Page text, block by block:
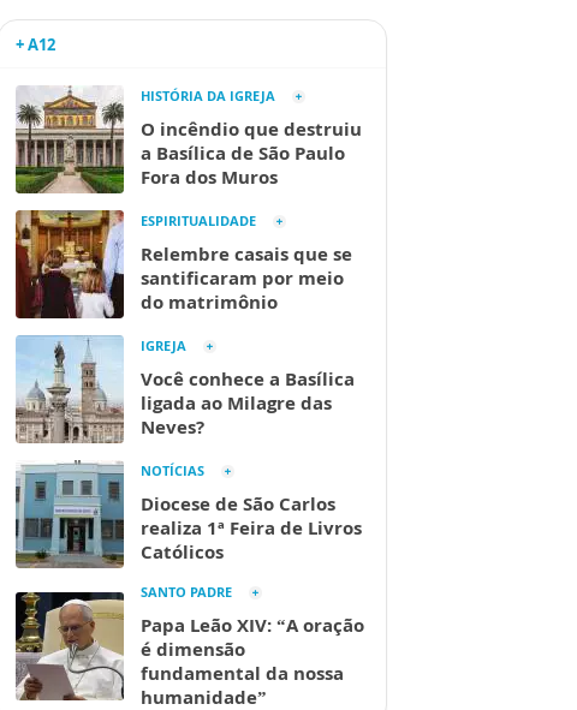
+ A12
HISTÓRIA DA IGREJA
O incêndio que destruiu
a Basílica de São Paulo
Fora dos Muros
ESPIRITUALIDADE
Relembre casais que se
santificaram por meio
do matrimônio
IGREJA
Você conhece a Basílica
ligada ao Milagre das
Neves?
NOTÍCIAS
Diocese de São Carlos
realiza 1ª Feira de Livros
Católicos
SANTO PADRE
Papa Leão XIV: “A oração
é dimensão
fundamental da nossa
humanidade”